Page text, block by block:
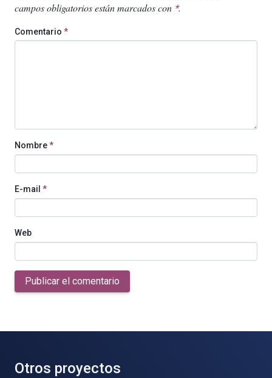
campos obligatorios están marcados con *.
Comentario *
Nombre*
E-mail *
Web
Publicar el comentario
Otros proyectos